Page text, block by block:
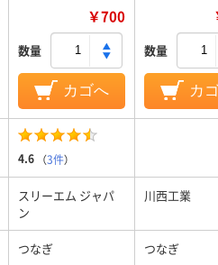
￥700
数量
カゴへ
数量
カ
4.6 （3件）
スリーエム ジャパ
ン
川西工業
つなぎ つなぎ